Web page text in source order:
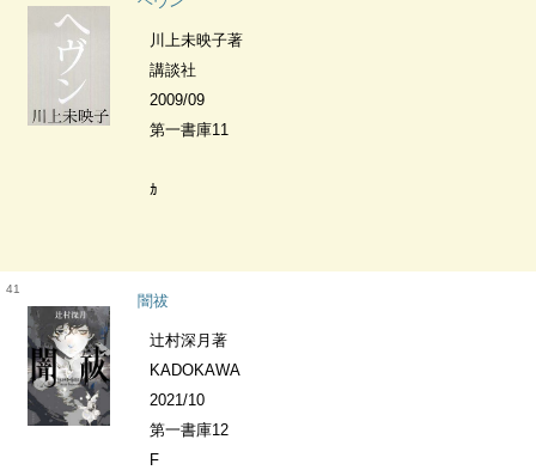
川上未映子著
講談社
2009/09
第一書庫11
ｶ
41
闇祓
辻村深月著
KADOKAWA
2021/10
第一書庫12
F